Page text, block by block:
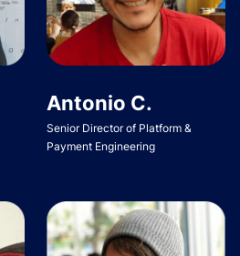
Antonio C.
Senior Director of Platform &
Payment Engineering